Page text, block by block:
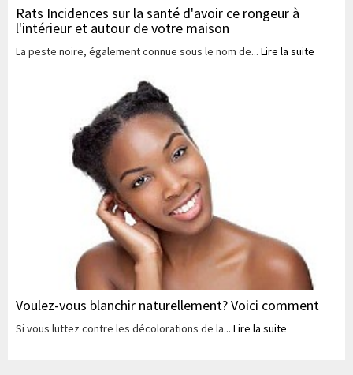
Rats Incidences sur la santé d'avoir ce rongeur à
l'intérieur et autour de votre maison
La peste noire, également connue sous le nom de... Lire la suite
Voulez-vous blanchir naturellement? Voici comment
Si vous luttez contre les décolorations de la... Lire la suite